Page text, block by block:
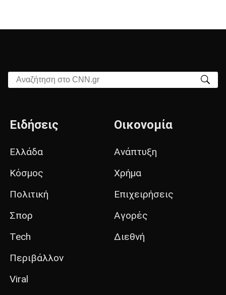
Αναζήτηση στο CNN.gr
Ειδήσεις
Ελλάδα
Κόσμος
Πολιτική
Σπορ
Tech
Περιβάλλον
Viral
Οικονομία
Ανάπτυξη
Χρήμα
Επιχειρήσεις
Αγορές
Διεθνή